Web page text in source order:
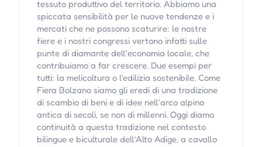
tessuto produttivo del territorio. Abbiamo una
spiccata sensibilità per le nuove tendenze e i
mercati che ne possono scaturire: le nostre
fiere e i nostri congressi vertono infatti sulle
punte di diamante dell'economia locale, che
contribuiamo a far crescere. Due esempi per
tutti: la melicoltura o l’edilizia sostenibile. Come
Fiera Bolzano siamo gli eredi di una tradizione
di scambio di beni e di idee nell'arco alpino
antica di secoli, se non di millenni. Oggi diamo
continuità a questa tradizione nel contesto
bilingue e biculturale dell’Alto Adige, a cavallo